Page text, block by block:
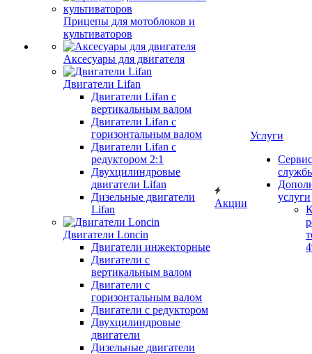
Прицепы для мотоблоков и
культиваторов
Аксесуары для двигателя
Двигатели Lifan
Двигатели Lifan с
вертикальным валом
Двигатели Lifan с
горизонтальным валом
Двигатели Lifan с
редуктором 2:1
Двухцилиндровые
двигатели Lifan
Дизельные двигатели
Lifan
Двигатели Loncin
Двигатели инжекторные
Двигатели с
вертикальным валом
Двигатели с
горизонтальным валом
Двигатели с редуктором
Двухцилиндровые
двигатели
Дизельные двигатели
Акции
Услуги
услуги